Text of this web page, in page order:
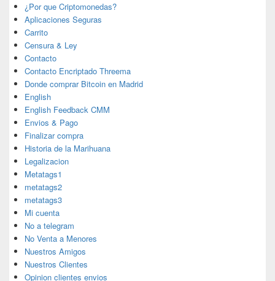
¿Por que Criptomonedas?
Aplicaciones Seguras
Carrito
Censura & Ley
Contacto
Contacto Encriptado Threema
Donde comprar Bitcoin en Madrid
English
English Feedback CMM
Envios & Pago
Finalizar compra
Historia de la Marihuana
Legalizacion
Metatags1
metatags2
metatags3
Mi cuenta
No a telegram
No Venta a Menores
Nuestros Amigos
Nuestros Clientes
Opinion clientes envios